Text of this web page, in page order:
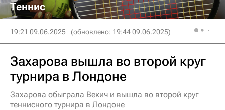
Теннис
19:21 09.06.2025 (обновлено: 19:44 09.06.2025)
Захарова вышла во второй круг
турнира в Лондоне
Захарова обыграла Векич и вышла во второй круг
теннисного турнира в Лондоне